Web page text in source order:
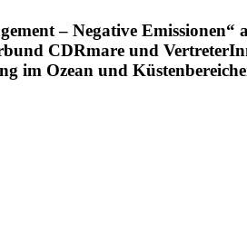
– Negative
CDRmare und
im Ozean und